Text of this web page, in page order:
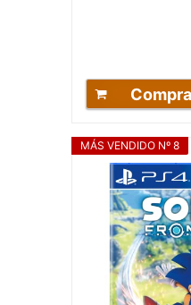
MÁS VENDIDO Nº 8